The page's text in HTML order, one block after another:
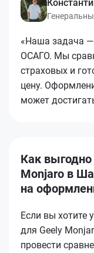
«Наша задача
ОСАГО. Мы
страховых и
цену.
может
Как
Monjaro в
на
Если вы хотите
для Geely
провести